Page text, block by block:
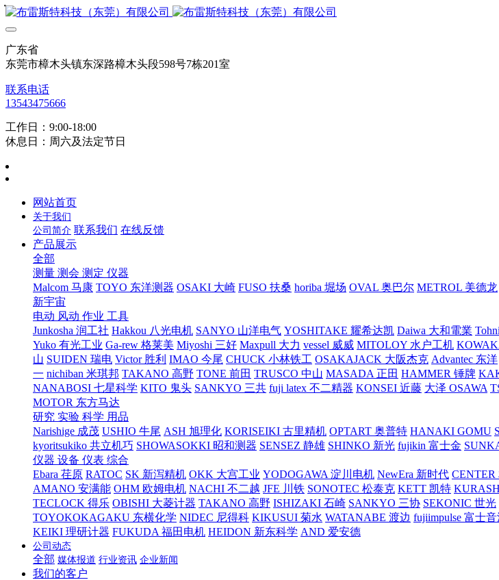
广东省
东莞市樟木头镇东深路樟木头段598号7栋201室
联系电话
13543475666
工作日：9:00-18:00
休息日：周六及法定节日
网站首页
关于我们
公司简介 联系我们 在线反馈
产品展示
全部
测量 测会 测定 仪器
Malcom 马康 TOYO 东洋测器 OSAKI 大崎 FUSO 扶桑 horiba 堀场 OVAL 奥巴尔 METROL 美德龙
新宇宙
电动 风动 作业 工具
Junkosha 润工社 Hakkou 八光电机 SANYO 山洋电气 YOSHITAKE 耀希达凯 Daiwa 大和電業
Yuko 有光工业 Ga-rew 格莱美 Miyoshi 三好 Maxpull 大力 vessel 威威 MITOLOY 水户工机
山 SUIDEN 瑞电 Victor 胜利 IMAO 今尾 CHUCK 小林铁工 OSAKAJACK 大阪杰克 Advantec 东洋
一 nichiban 米琪邦 TAKANO 高野 TONE 前田 TRUSCO 中山 MASADA 正田 HAMMER 锤牌
NANABOSI 七星科学 KITO 鬼头 SANKYO 三共 fuji latex 不二精器 KONSEI 近藤 大泽 OSAWA
MOTOR 东方马达
研究 实验 科学 用品
Narishige 成茂 USHIO 牛尾 ASH 旭理化 KORISEIKI 古里精机 OPTART 奥普特 HANAKI GOMU
kyoritsukiko 共立机巧 SHOWASOKKI 昭和测器 SENSEZ 静雄 SHINKO 新光 fujikin 富士金
仪器 设备 仪表 综合
Ebara 荏原 RATOC SK 新泻精机 OKK 大宫工业 YODOGAWA 淀川电机 NewEra 新时代 CENTER
AMANO 安满能 OHM 欧姆电机 NACHI 不二越 JFE 川铁 SONOTEC 松泰克 KETT 凯特
TECLOCK 得乐 OBISHI 大菱计器 TAKANO 高野 ISHIZAKI 石崎 SANKYO 三协 SEKONIC 世光
TOYOKOKAGAKU 东横化学 NIDEC 尼得科 KIKUSUI 菊水 WATANABE 渡边 fujiimpulse 富士音
KEIKI 理研计器 FUKUDA 福田电机 HEIDON 新东科学 AND 爱安德
公司动态
全部 媒体报道 行业资讯 企业新闻
我们的客户
・
・
・
・
・